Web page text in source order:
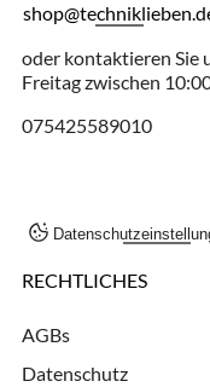
oder kontaktieren Sie
Freitag zwischen
075425589010
RECHTLICHES
AGBs
Datenschutz